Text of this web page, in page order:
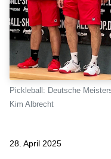
Pickleball: Deutsche
Kim Albrecht
28. April 2025